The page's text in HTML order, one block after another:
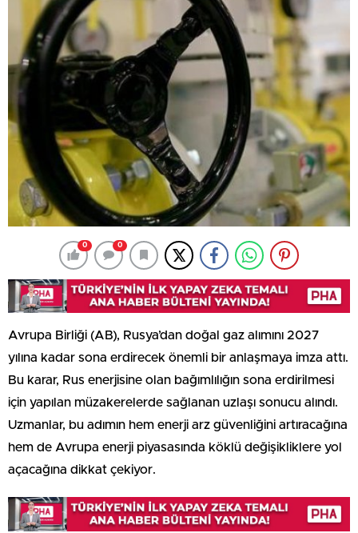
0 0
Avrupa Birliği (AB), Rusya’dan doğal gaz alımını 2027
yılına kadar sona erdirecek önemli bir anlaşmaya imza attı.
Bu karar, Rus enerjisine olan bağımlılığın sona erdirilmesi
için yapılan müzakerelerde sağlanan uzlaşı sonucu alındı.
Uzmanlar, bu adımın hem enerji arz güvenliğini artıracağına
hem de Avrupa enerji piyasasında köklü değişikliklere yol
açacağına dikkat çekiyor.